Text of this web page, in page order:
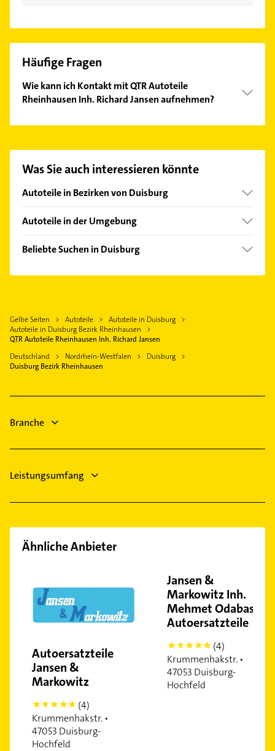
Häufige Fragen
Wie kann ich Kontakt mit QTR Autoteile
Rheinhausen Inh. Richard Jansen aufnehmen?
auswählen. Hier finden Sie alleKontaktdaten
Was Sie auch interessieren könnte
Autoteile in Bezirken von Duisburg
Bezirk Duisburg-Mitte
Bezirk Hamborn
Autoteile in der Umgebung
Moers
Mülheim an der Ruhr
Dinslaken
Ratingen
Meerbusch
Willich
Beliebte Suchen in Duisburg
Heizungsfirmen
Bauunternehmen
Lackiererei
Maler
Elektriker
Gelbe Seiten Autoteile
Autoteile in Duisburg
Autoteile in Duisburg Bezirk Rheinhausen
QTR Autoteile Rheinhausen Inh. Richard Jansen
Deutschland
Nordrhein-Westfalen
Duisburg
Duisburg Bezirk Rheinhausen
Branche
Leistungsumfang
Ähnliche Anbieter
Autoersatzteile
Jansen &
Markowitz
5
(4)
Krummenhakstr. •
47053 Duisburg-
Hochfeld
Jansen &
Markowitz Inh.
Mehmet Odabas
Autoersatzteile
5
(4)
Krummenhakstr. •
47053 Duisburg-
Hochfeld